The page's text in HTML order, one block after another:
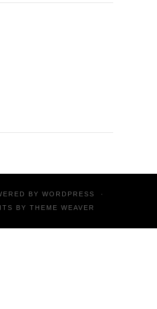
BY WORDPRESS
·
BY THEME WEAVER